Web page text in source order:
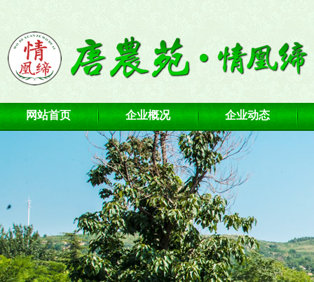
网站首页 企业概况 企业动态